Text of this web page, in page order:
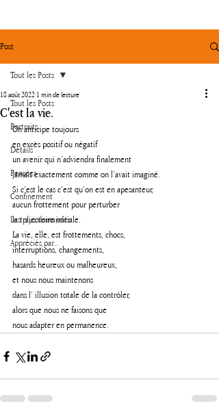
Post
Tout les Posts
Portraits
Détails
Pensées
Confinement
Les plus demandés
Appréciés par...
Tout les Posts
C'est la vie.
18 août 2022 1 min de lecture
On anticipe toujours
en excès positif ou négatif
un avenir qui n’adviendra finalement
jamais exactement comme on l’avait imaginé.
Si c’est le cas c’est qu’on est en apesanteur,
aucun frottement pour perturber
la trajectoire initiale.
La vie, elle, est frottements, chocs,
interruptions, changements,
hasards heureux ou malheureux,
et nous nous maintenons
dans l’ illusion totale de la contrôler,
alors que nous ne faisons que
nous adapter en permanence.